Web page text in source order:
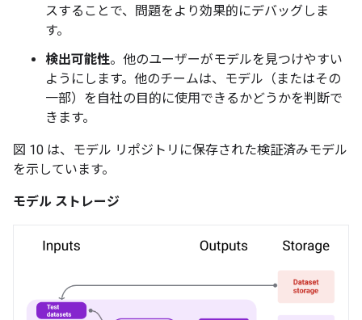
スすることで、問題をより効果的にデバッグしま
す。
検出可能性。他のユーザーがモデルを見つけやすい
ようにします。他のチームは、モデル（またはその
一部）を自社の目的に使用できるかどうかを判断で
きます。
図 10 は、モデル リポジトリに保存された検証済みモデル
を示しています。
モデル ストレージ